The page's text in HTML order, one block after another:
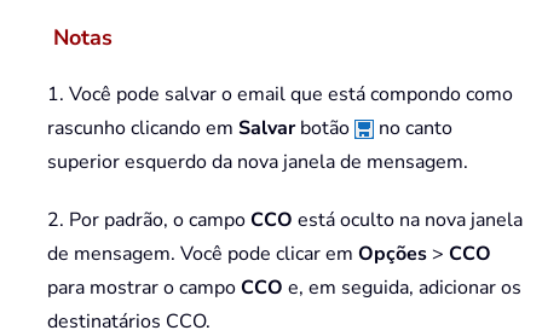
Notas
1. Você pode salvar o email que está compondo como
rascunho clicando em Salvarbotão
no canto
superior esquerdo da nova janela de mensagem.
2. Por padrão, o campoCCO está oculto na nova janela
de mensagem. Você pode clicar em Opções > CCO
para mostrar o campoCCO e, em seguida, adicionar os
destinatários CCO.